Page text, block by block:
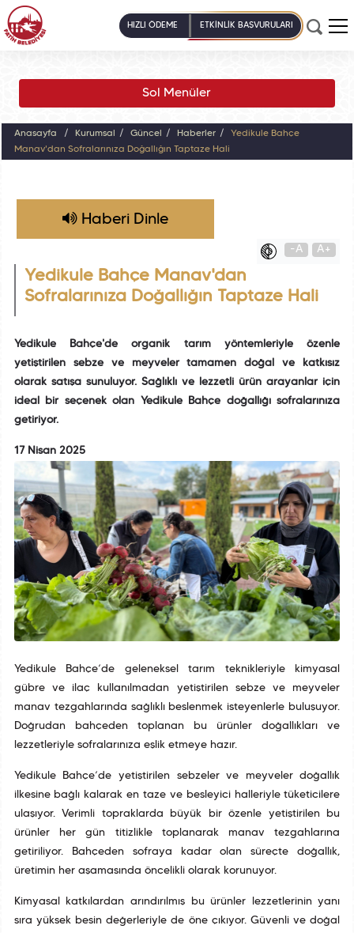
HIZLI ÖDEME ETKİNLİK BAŞVURULARI
Sol Menüler
Anasayfa Kurumsal Güncel Haberler
Yedikule Bahçe
Manav'dan Sofralarınıza Doğallığın Taptaze Hali
Haberi Dinle
-A A+
Yedikule Bahçe Manav'dan
Sofralarınıza Doğallığın Taptaze Hali
Yedikule Bahçe'de organik tarım yöntemleriyle özenle
yetiştirilen sebze ve meyveler tamamen doğal ve katkısız
olarak satışa sunuluyor. Sağlıklı ve lezzetli ürün arayanlar için
ideal bir seçenek olan Yedikule Bahçe doğallığı sofralarınıza
getiriyor.
17 Nisan 2025
Yedikule Bahçe’de geleneksel tarım teknikleriyle kimyasal
gübre ve ilaç kullanılmadan yetiştirilen sebze ve meyveler
manav tezgahlarında sağlıklı beslenmek isteyenlerle buluşuyor.
Doğrudan bahçeden toplanan bu ürünler doğallıkları ve
lezzetleriyle sofralarınıza eşlik etmeye hazır.
Yedikule Bahçe’de yetiştirilen sebzeler ve meyveler doğallık
ilkesine bağlı kalarak en taze ve besleyici halleriyle tüketicilere
ulaşıyor. Verimli topraklarda büyük bir özenle yetiştirilen bu
ürünler her gün titizlikle toplanarak manav tezgahlarına
getiriliyor. Bahçeden sofraya kadar olan süreçte doğallık,
üretimin her aşamasında öncelikli olarak korunuyor.
Kimyasal katkılardan arındırılmış bu ürünler lezzetlerinin yanı
sıra yüksek besin değerleriyle de öne çıkıyor. Güvenli ve doğal